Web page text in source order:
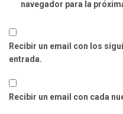
navegador para la
Recibir un email con los
entrada.
Recibir un email con cada